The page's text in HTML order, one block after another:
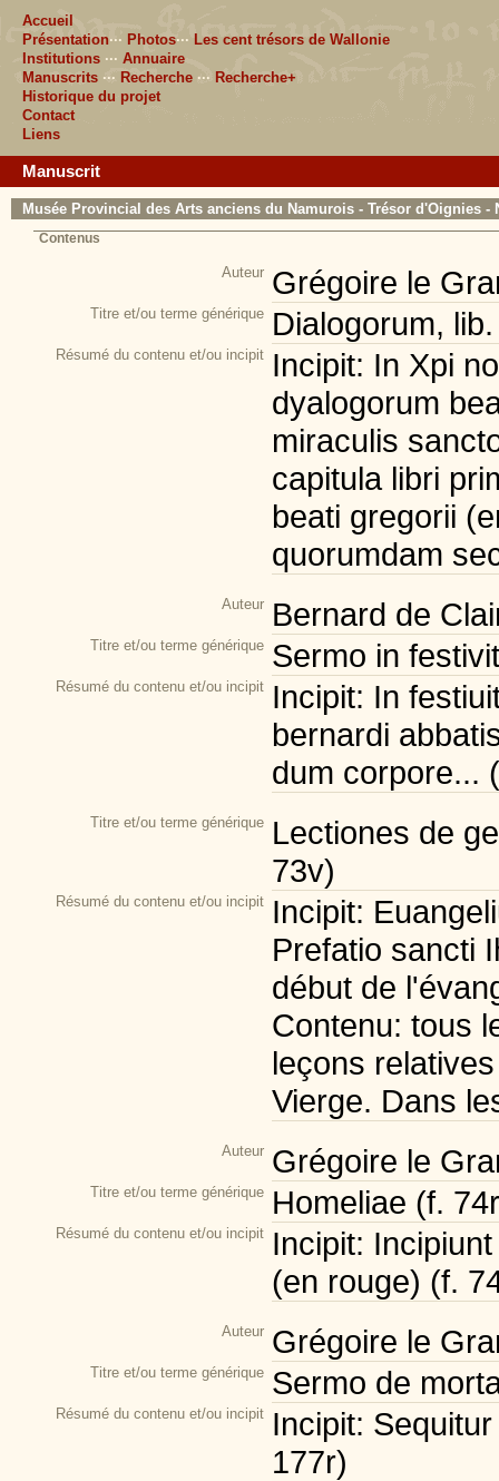
Accueil
Présentation··· Photos··· Les cent trésors de Wallonie
Institutions ··· Annuaire
Manuscrits ··· Recherche ··· Recherche+
Historique du projet
Contact
Liens
Manuscrit
Musée Provincial des Arts anciens du Namurois - Trésor d'Oignies -
Contenus
Auteur Grégoire le
Titre et/ou terme générique Dialogorum,
Résumé du contenu et/ou incipit Incipit: In Xpi
dyalogorum
miraculis
capitula libri
beati gregorii
quorumdam
Auteur Bernard de
Titre et/ou terme générique Sermo in
Résumé du contenu et/ou incipit Incipit: In
bernardi
dum corpore...
Titre et/ou terme générique Lectiones de
73v)
Résumé du contenu et/ou incipit Incipit:
Prefatio sancti
début de
Contenu: tous
leçons
Vierge. Dans
Auteur Grégoire le
Titre et/ou terme générique Homeliae (f.
Résumé du contenu et/ou incipit Incipit:
(en rouge) (f.
Auteur Grégoire le
Titre et/ou terme générique Sermo de
Résumé du contenu et/ou incipit Incipit:
177r)